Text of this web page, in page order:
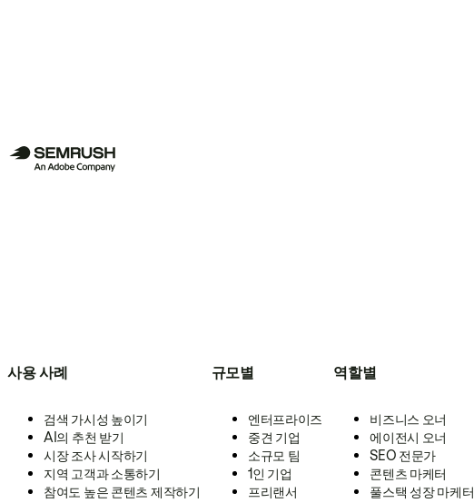
사용 사례
검색 가시성 높이기
AI의 추천 받기
시장 조사 시작하기
지역 고객과 소통하기
참여도 높은 콘텐츠 제작하기
규모별
엔터프라이즈
중견 기업
소규모 팀
1인 기업
프리랜서
역할별
비즈니스 오너
에이전시 오너
SEO 전문가
콘텐츠 마케터
풀스택 성장 마케터